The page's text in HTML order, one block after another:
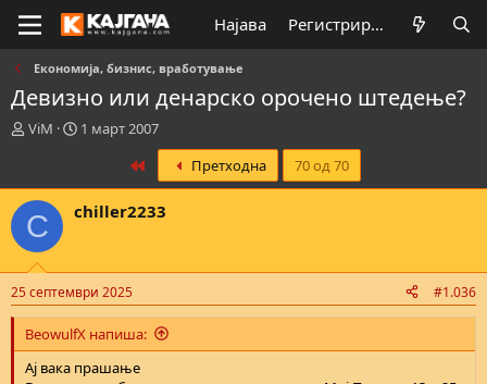
Најава Регистрирај се
Економија, бизнис, вработување
Девизно или денарско орочено штедење?
К
а
т
о
н
т
е
м
а
ViM
В
м
е
п
о
ч
н
1 март 2007
Претходна 70 од 70
C chiller2233
25 септември 2025 #1.036
BeowulfX напиша:
Ај вака прашање